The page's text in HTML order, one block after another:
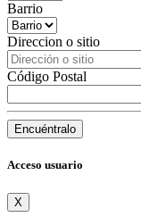
Barrio
Direccion o sitio
Código Postal
Encuéntralo
Acceso usuario
X